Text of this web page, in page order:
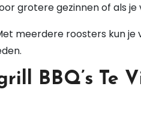
grotere gezinnen of als
meerdere roosters kun
BBQ’s Te